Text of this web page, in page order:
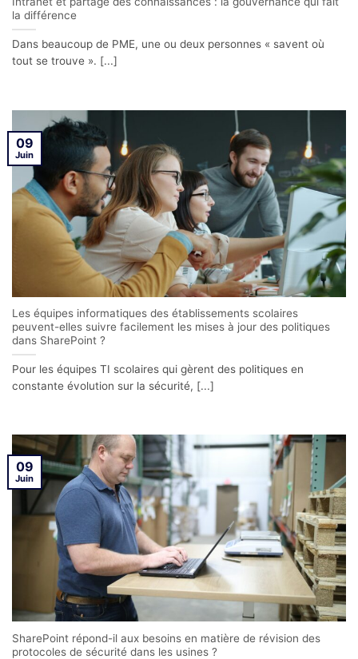
la différence
Dans beaucoup de PME, une ou deux personnes « savent où
tout se trouve ». [...]
Les équipes informatiques des établissements scolaires
peuvent-elles suivre facilement les mises à jour des politiques
dans SharePoint ?
Pour les équipes TI scolaires qui gèrent des politiques en
constante évolution sur la sécurité, [...]
09
Juin
SharePoint répond-il aux besoins en matière de révision des
protocoles de sécurité dans les usines ?
09
Juin